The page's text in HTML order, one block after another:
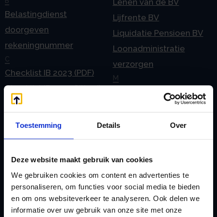
Toestemming Details Over
Deze website maakt gebruik van cookies
We gebruiken cookies om content en advertenties te
personaliseren, om functies voor social media te bieden
en om ons websiteverkeer te analyseren. Ook delen we
informatie over uw gebruik van onze site met onze
Belastingdienst
doorgeven
rekeningnummer
C
Checklist IB 2023 (PDF)
Checklist IB 2023 (Word)
Checklist IB 2024 (PDF)
eHerkenning voor uw
Stamrecht BV
Lenen van de BV
Lijfrente BV
Liquidatie Pensioen BV
Loonadministratie
verzorgen
M
Mogelijkheden
O
Stamrecht BV
Oprichten BV door